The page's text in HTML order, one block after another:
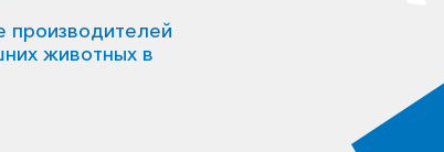
производителей
животных в